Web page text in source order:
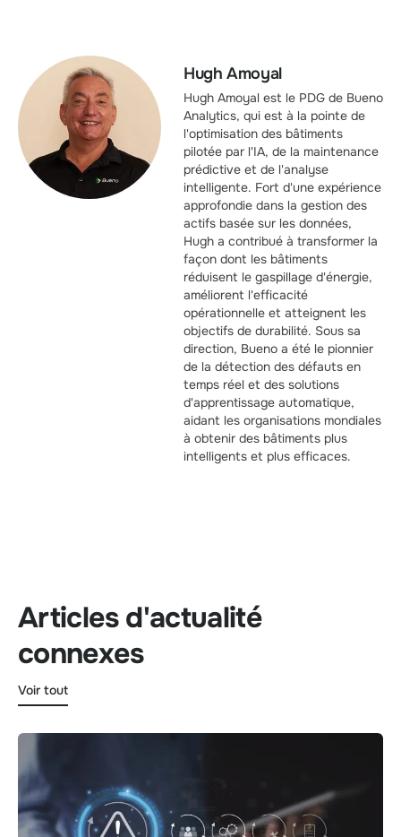
Hugh Amoyal
Hugh Amoyal est le PDG de Bueno
Analytics, qui est à la pointe de
l'optimisation des bâtiments
pilotée par l'IA, de la maintenance
prédictive et de l'analyse
intelligente. Fort d'une expérience
approfondie dans la gestion des
actifs basée sur les données,
Hugh a contribué à transformer la
façon dont les bâtiments
réduisent le gaspillage d'énergie,
améliorent l'efficacité
opérationnelle et atteignent les
objectifs de durabilité. Sous sa
direction, Bueno a été le pionnier
de la détection des défauts en
temps réel et des solutions
d'apprentissage automatique,
aidant les organisations mondiales
à obtenir des bâtiments plus
intelligents et plus efficaces.
Articles d'actualité
connexes
Voir tout